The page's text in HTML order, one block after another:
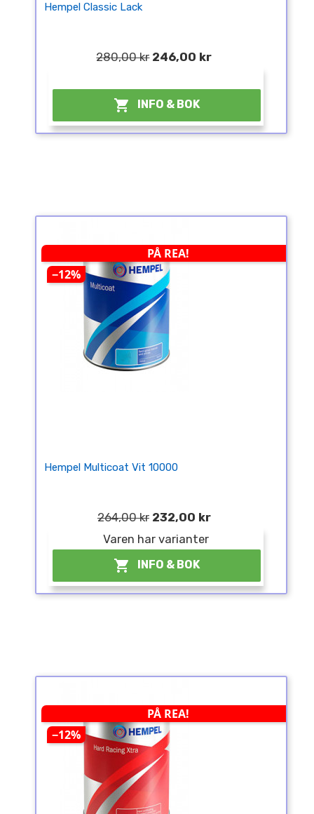
Hempel Classic Lack
280,00 kr 246,00 kr
 INFO & BOK
PÅ REA!
−12%
Hempel Multicoat Vit 10000
264,00 kr 232,00 kr
Varen har varianter
 INFO & BOK
PÅ REA!
−12%